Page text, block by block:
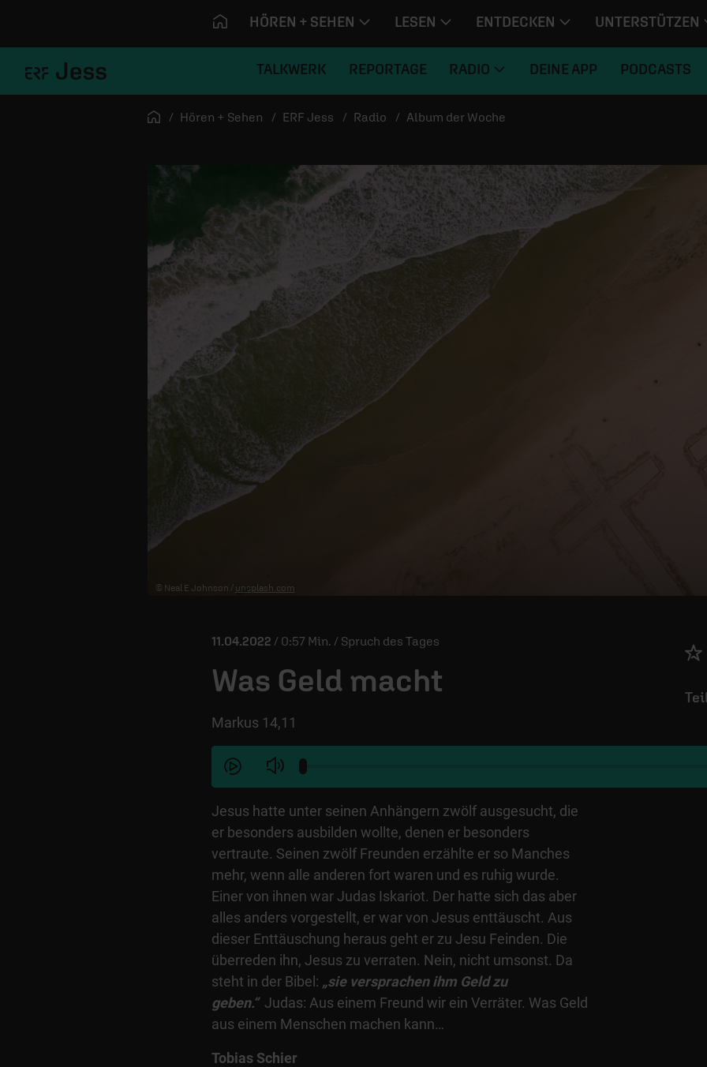
HÖREN + SEHEN LESEN ENTDECKEN UNTERSTÜTZEN
TALKWERK REPORTAGE RADIO DEINE APP PODCASTS
Startseite
Hören + Sehen ERF Jess Radio Album der Woche
© Neal E Johnson / unsplash.com
11.04.2022 / 0:57 Min. / Spruch des Tages
Was Geld macht
Markus 14,11
Jesus hatte unter seinen Anhängern zwölf ausgesucht, die
er besonders ausbilden wollte, denen er besonders
vertraute. Seinen zwölf Freunden erzählte er so Manches
mehr, wenn alle anderen fort waren und es ruhig wurde.
Einer von ihnen war Judas Iskariot. Der hatte sich das aber
alles anders vorgestellt, er war von Jesus enttäuscht. Aus
dieser Enttäuschung heraus geht er zu Jesu Feinden. Die
überreden ihn, Jesus zu verraten. Nein, nicht umsonst. Da
steht in der Bibel: „sie versprachen ihm Geld zu
geben.“ Judas: Aus einem Freund wir ein Verräter. Was Geld
aus einem Menschen machen kann…
Tobias Schier